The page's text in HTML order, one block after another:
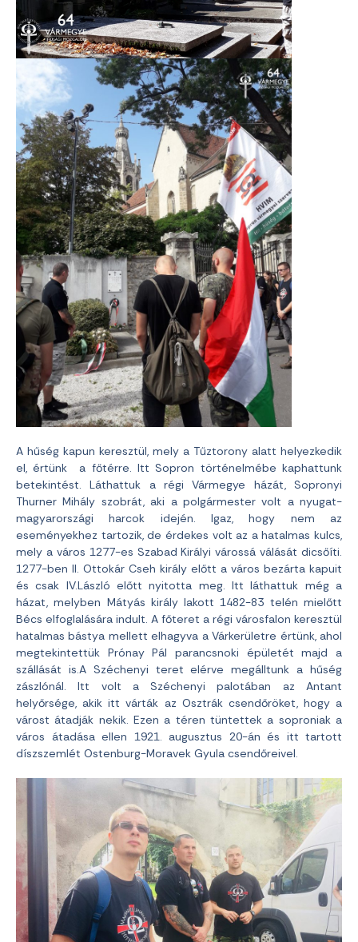
A hűség kapun keresztül, mely a Tűztorony alatt helyezkedik
el, értünk a főtérre. Itt Sopron történelmébe kaphattunk
betekintést. Láthattuk a régi Vármegye házát, Sopronyi
Thurner Mihály szobrát, aki a polgármester volt a nyugat-
magyarországi harcok idején. Igaz, hogy nem az
eseményekhez tartozik, de érdekes volt az a hatalmas kulcs,
mely a város 1277-es Szabad Királyi várossá válását dicsőíti.
1277-ben II. Ottokár Cseh király előtt a város bezárta kapuit
és csak IV.László előtt nyitotta meg. Itt láthattuk még a
házat, melyben Mátyás király lakott 1482-83 telén mielőtt
Bécs elfoglalására indult. A főteret a régi városfalon keresztül
hatalmas bástya mellett elhagyva a Várkerületre értünk, ahol
megtekintettük Prónay Pál parancsnoki épületét majd a
szállását is.A Széchenyi teret elérve megálltunk a hűség
zászlónál. Itt volt a Széchenyi palotában az Antant
helyőrsége, akik itt várták az Osztrák csendőröket, hogy a
várost átadják nekik. Ezen a téren tüntettek a soproniak a
város átadása ellen 1921. augusztus 20-án és itt tartott
díszszemlét Ostenburg-Moravek Gyula csendőreivel.